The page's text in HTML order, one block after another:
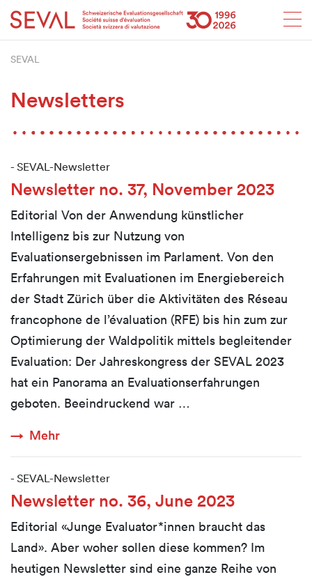
Startseite
Weiter zur Hauptnavigation
Weiter zum Inhalt
Weiter zur Kontaktseite
Weiter zur Sitemap
Weiter zur Suche
Weiter zum Login SEVAL
SEVAL
Newsletters
- SEVAL-Newsletter
Newsletter no. 37, November 2023
Editorial Von der Anwendung künstlicher
Intelligenz bis zur Nutzung von
Evaluationsergebnissen im Parlament. Von den
Erfahrungen mit Evaluationen im Energiebereich
der Stadt Zürich über die Aktivitäten des Réseau
francophone de l’évaluation (RFE) bis hin zum zur
Optimierung der Waldpolitik mittels begleitender
Evaluation: Der Jahreskongress der SEVAL 2023
hat ein Panorama an Evaluationserfahrungen
geboten. Beeindruckend war …
Mehr
- SEVAL-Newsletter
Newsletter no. 36, June 2023
Editorial «Junge Evaluator*innen braucht das
Land». Aber woher sollen diese kommen? Im
heutigen Newsletter sind eine ganze Reihe von